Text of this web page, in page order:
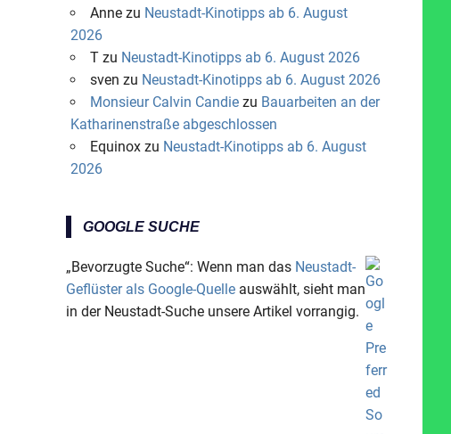
Annezu Neustadt-Kinotipps ab 6. August
2026
Tzu Neustadt-Kinotipps ab 6. August 2026
sven zu Neustadt-Kinotipps ab 6. August 2026
Monsieur Calvin Candiezu Bauarbeiten an der
Katharinenstraße abgeschlossen
Equinoxzu Neustadt-Kinotipps ab 6. August
2026
GOOGLE SUCHE
„Bevorzugte Suche“: Wenn man das Neustadt-
Geflüster als Google-Quelle auswählt, sieht man
in der Neustadt-Suche unsere Artikel vorrangig.